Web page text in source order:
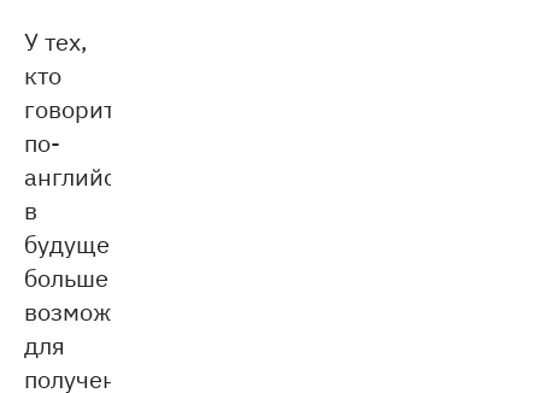
У тех,
кто
говорит
по-
английски,
в
будущем
больше
возможностей
для
получения